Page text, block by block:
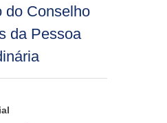
do Conselho
da Pessoa